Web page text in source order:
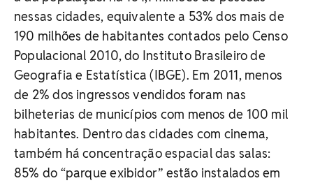
nessas cidades, equivalente a 53% dos mais de
190 milhões de habitantes contados pelo Censo
Populacional 2010, do Instituto Brasileiro de
Geografia e Estatística (IBGE). Em 2011, menos
de 2% dos ingressos vendidos foram nas
bilheterias de municípios com menos de 100 mil
habitantes. Dentro das cidades com cinema,
também há concentração espacial das salas:
85% do “parque exibidor” estão instalados em